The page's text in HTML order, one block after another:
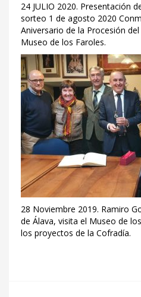
24 JULIO 2020. Presentación
sorteo 1 de agosto 2020
Aniversario de la Procesión
Museo de los Faroles.
28 Noviembre 2019. Ramiro
de Álava, visita el Museo de
los proyectos de la Cofradía.